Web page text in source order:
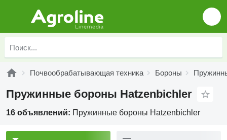
Почвообрабатывающая техника Бороны
Пружинные бороны Hatzenbichler
16 объявлений: Пружинные бороны Hatzenbichler